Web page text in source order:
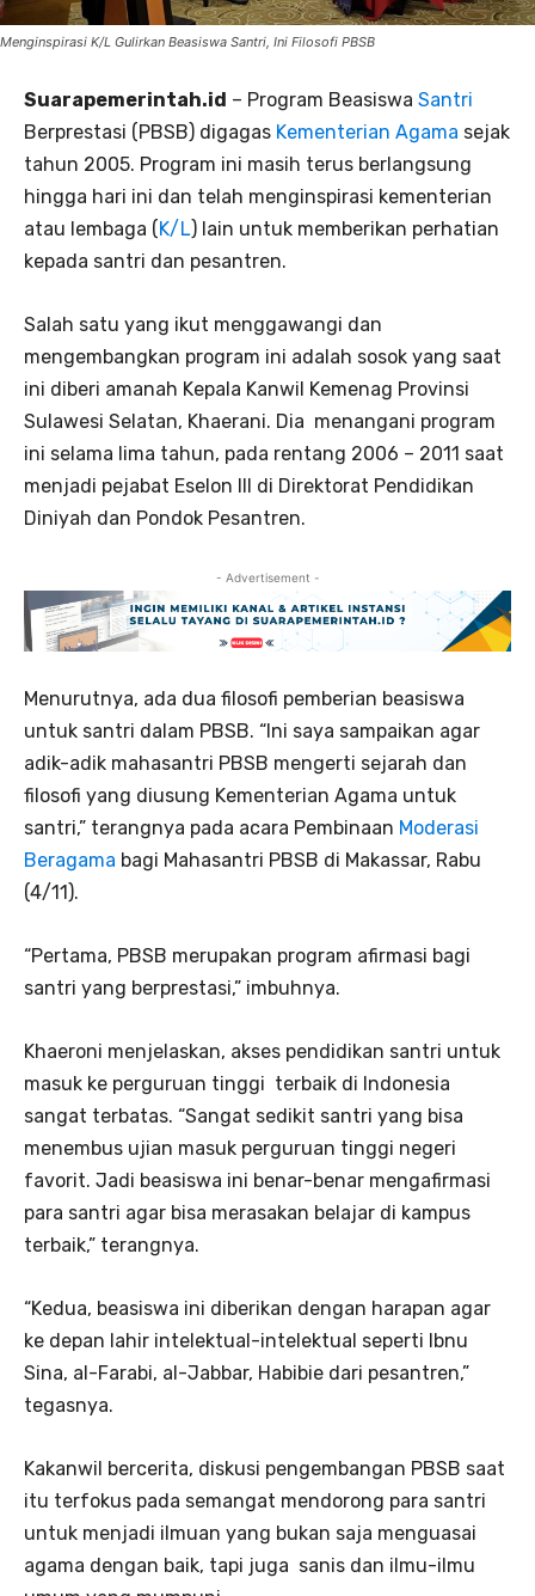
Menginspirasi K/L Gulirkan Beasiswa Santri, Ini Filosofi PBSB
Suarapemerintah.id – Program Beasiswa Santri
Berprestasi (PBSB) digagas Kementerian Agama sejak
tahun 2005. Program ini masih terus berlangsung
hingga hari ini dan telah menginspirasi kementerian
atau lembaga ( K/L) lain untuk memberikan perhatian
kepada santri dan pesantren.
Salah satu yang ikut menggawangi dan
mengembangkan program ini adalah sosok yang saat
ini diberi amanah Kepala Kanwil Kemenag Provinsi
Sulawesi Selatan, Khaerani. Dia menangani program
ini selama lima tahun, pada rentang 2006 – 2011 saat
menjadi pejabat Eselon III di Direktorat Pendidikan
Diniyah dan Pondok Pesantren.
- Advertisement -
Menurutnya, ada dua filosofi pemberian beasiswa
untuk santri dalam PBSB. “Ini saya sampaikan agar
adik-adik mahasantri PBSB mengerti sejarah dan
filosofi yang diusung Kementerian Agama untuk
santri,” terangnya pada acara Pembinaan Moderasi
Beragama bagi Mahasantri PBSB di Makassar, Rabu
(4/11).
“Pertama, PBSB merupakan program afirmasi bagi
santri yang berprestasi,” imbuhnya.
Khaeroni menjelaskan, akses pendidikan santri untuk
masuk ke perguruan tinggi terbaik di Indonesia
sangat terbatas. “Sangat sedikit santri yang bisa
menembus ujian masuk perguruan tinggi negeri
favorit. Jadi beasiswa ini benar-benar mengafirmasi
para santri agar bisa merasakan belajar di kampus
terbaik,” terangnya.
“Kedua, beasiswa ini diberikan dengan harapan agar
ke depan lahir intelektual-intelektual seperti Ibnu
Sina, al-Farabi, al-Jabbar, Habibie dari pesantren,”
tegasnya.
Kakanwil bercerita, diskusi pengembangan PBSB saat
itu terfokus pada semangat mendorong para santri
untuk menjadi ilmuan yang bukan saja menguasai
agama dengan baik, tapi juga sanis dan ilmu-ilmu